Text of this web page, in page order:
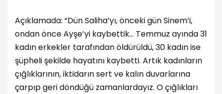
Açıklamada: “Dün Saliha’yı, önceki gün Sinem’i,
ondan önce Ayşe’yi kaybettik… Temmuz ayında 31
kadın erkekler tarafından öldürüldü, 30 kadın ise
şüpheli şekilde hayatını kaybetti. Artık kadınların
çığlıklarının, iktidarın sert ve kalın duvarlarına
çarpıp geri döndüğü zamanlardayız. O çığlıkları